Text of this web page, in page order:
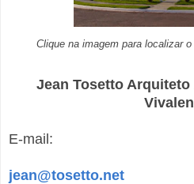
Clique na imagem para localizar
Jean Tosetto
E-mail:
jean@tosetto.net